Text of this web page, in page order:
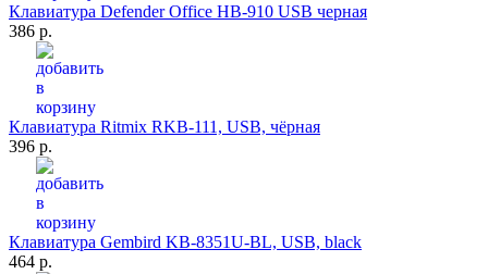
Клавиатура Defender Office HB-910 USB черная
386 р.
Клавиатура Ritmix RKB-111, USB, чёрная
396 р.
Клавиатура Gembird KB-8351U-BL, USB, black
464 р.